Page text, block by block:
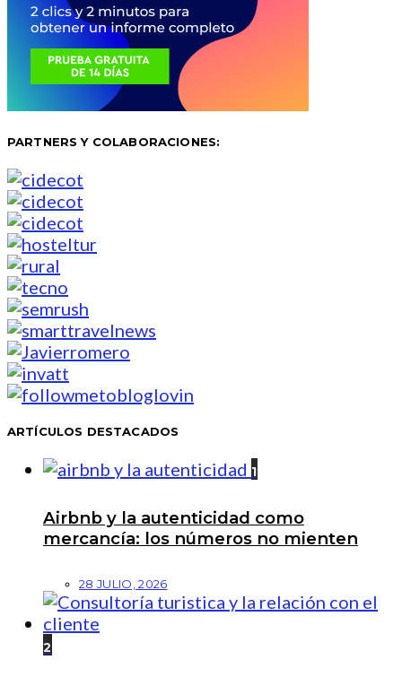
PARTNERS Y COLABORACIONES:
ARTÍCULOS DESTACADOS
1
Airbnb y la autenticidad como
mercancía: los números no mienten
28 JULIO, 2026
2